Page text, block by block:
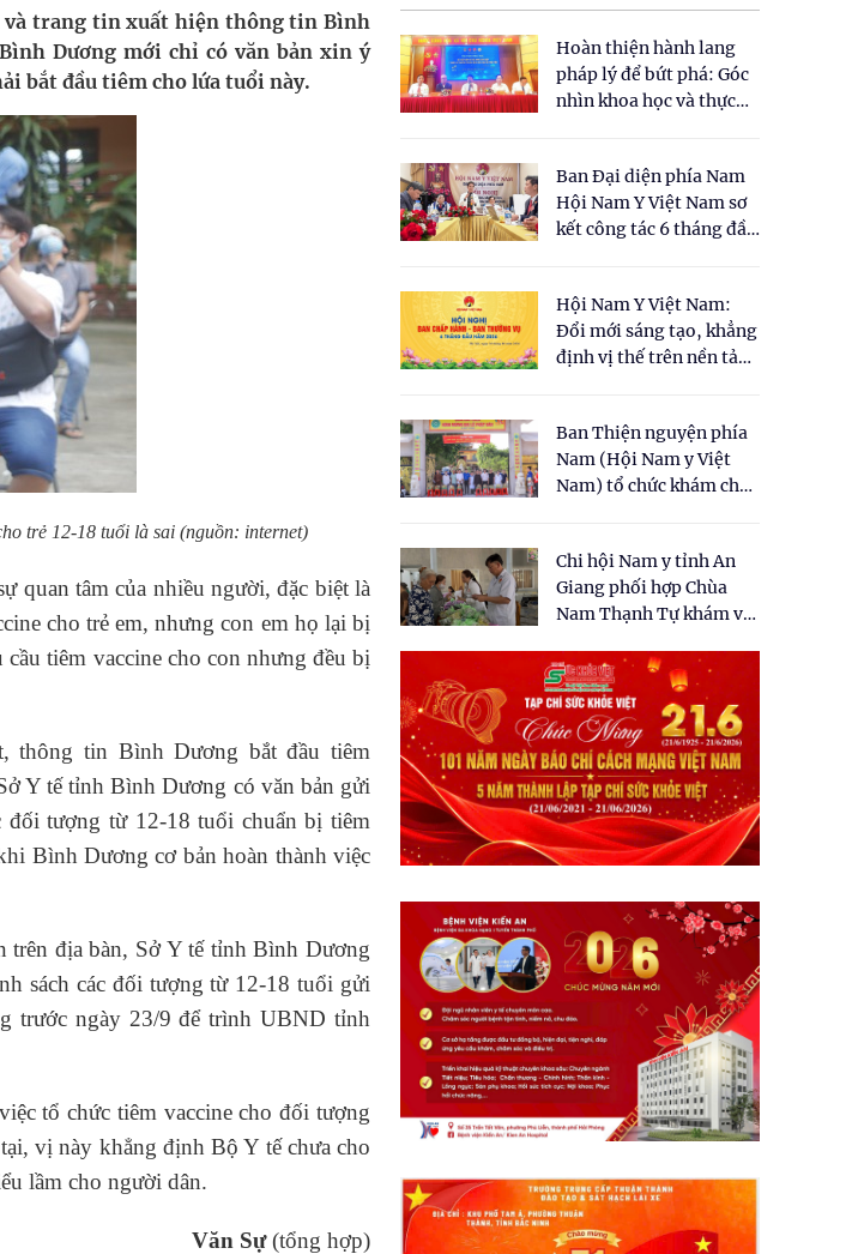
số
và trang tin xuất hiện thông tin Bình
Dương mới chỉ có văn bản xin ý
bắt đầu tiêm cho lứa tuổi này.
trẻ 12-18 tuổi là sai (nguồn: internet)
quan tâm của nhiều người, đặc biệt là
cho trẻ em, nhưng con em họ lại bị
tiêm vaccine cho con nhưng đều bị
thông tin Bình Dương bắt đầu tiêm
Y tế tỉnh Bình Dương có văn bản gửi
đối tượng từ 12-18 tuổi chuẩn bị tiêm
Bình Dương cơ bản hoàn thành việc
trên địa bàn, Sở Y tế tỉnh Bình Dương
sách các đối tượng từ 12-18 tuổi gửi
trước ngày 23/9 để trình UBND tỉnh
tổ chức tiêm vaccine cho đối tượng
vị này khẳng định Bộ Y tế chưa cho
lầm cho người dân.
Văn Sự(tổng hợp)
Hoàn thiện hành lang
pháp lý để bứt phá: Góc
nhìn khoa học và thực
cho Luật Y dược cổ
truyền Việt Nam"
Ban Đại diện phía Nam
Hội Nam Y Việt Nam sơ
kết công tác 6 tháng đầu
Hội Nam Y Việt Nam:
Đổi mới sáng tạo, khẳng
định vị thế trên nền tảng
Ban Thiện nguyện phía
Nam (Hội Nam y Việt
Nam) tổ chức khám chữa
dân tại xã Tân Tập
Chi hội Nam y tỉnh An
Giang phối hợp Chùa
Nam Thạnh Tự khám và
nhân dân